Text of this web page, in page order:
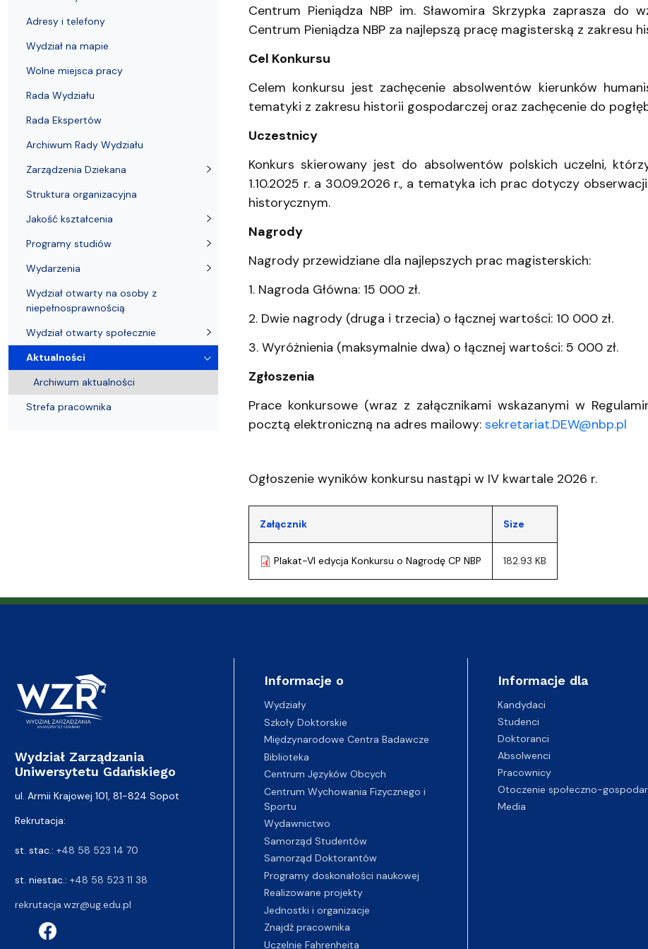
Centrum Pieniądza NBP im. Sławomira Skrzypka zaprasza do
Centrum Pieniądza NBP za najlepszą pracę magisterską z zakresu
Cel Konkursu
Celem konkursu jest zachęcenie absolwentów kierunków
tematyki z zakresu historii gospodarczej oraz zachęcenie do
Uczestnicy
Konkurs skierowany jest do absolwentów polskich uczelni,
1.10.2025 r. a 30.09.2026 r., a tematyka ich prac dotyczy
historycznym.
Nagrody
Nagrody przewidziane dla najlepszych prac magisterskich:
1. Nagroda Główna: 15 000 zł.
2. Dwie nagrody (druga i trzecia) o łącznej wartości: 10 000 zł.
3. Wyróżnienia (maksymalnie dwa) o łącznej wartości: 5 000 zł.
Zgłoszenia
Prace konkursowe (wraz z załącznikami wskazanymi w
pocztą elektroniczną na adres mailowy: sekretariat.DEW@nbp.pl
Ogłoszenie wyników konkursu nastąpi w IV kwartale 2026 r.
Załącznik Size
Plakat-VI edycja Konkursu o Nagrodę CP NBP 182.93 KB
Adresy i telefony
Wydział na mapie
Wolne miejsca pracy
Rada Wydziału
Rada Ekspertów
Archiwum Rady Wydziału
Zarządzenia Dziekana
Struktura organizacyjna
Jakość kształcenia
Programy studiów
Wydarzenia
Wydział otwarty na osoby z
niepełnosprawnością
Wydział otwarty społecznie
Aktualności
Archiwum aktualności
Strefa pracownika
Wydział Zarządzania
Uniwersytetu Gdańskiego
ul. Armii Krajowej 101, 81-824 Sopot
Rekrutacja:
st. stac.: +48 58 523 14 70
st. niestac.: +48 58 523 11 38
rekrutacja.wzr@ug.edu.pl
Informacje o
Wydziały
Szkoły Doktorskie
Międzynarodowe Centra Badawcze
Biblioteka
Centrum Języków Obcych
Centrum Wychowania Fizycznego i
Sportu
Wydawnictwo
Samorząd Studentów
Samorząd Doktorantów
Programy doskonałości naukowej
Realizowane projekty
Jednostki i organizacje
Znajdź pracownika
Uczelnie Fahrenheita
Informacje dla
Kandydaci
Studenci
Doktoranci
Absolwenci
Pracownicy
Otoczenie społeczno-
Media